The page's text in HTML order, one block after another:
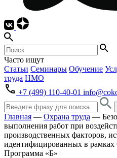
Часто ищут
Статьи Семинары Обучение
труда НМО
+7 (499) 110-40-01
Главная — Охрана труда —
выполнения работ при
производственных факторов,
идентифицированных в
Программа «Б»